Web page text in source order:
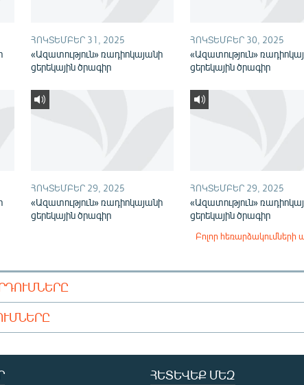
ՀՈԿՏԵՄԲԵՐ 31, 2025
«Ազատություն» ռադիոկայանի
ցերեկային ծրագիր
ՀՈԿՏԵՄԲԵՐ 30, 2025
«Ազատություն»
ցերեկային ծրագիր
ՀՈԿՏԵՄԲԵՐ 29, 2025
«Ազատություն» ռադիոկայանի
ցերեկային ծրագիր
ՀՈԿՏԵՄԲԵՐ 29, 2025
«Ազատություն»
ցերեկային ծրագիր
Բոլոր հեռարձակումների
ՀԵՏԵՎԵՔ ՄԵԶ